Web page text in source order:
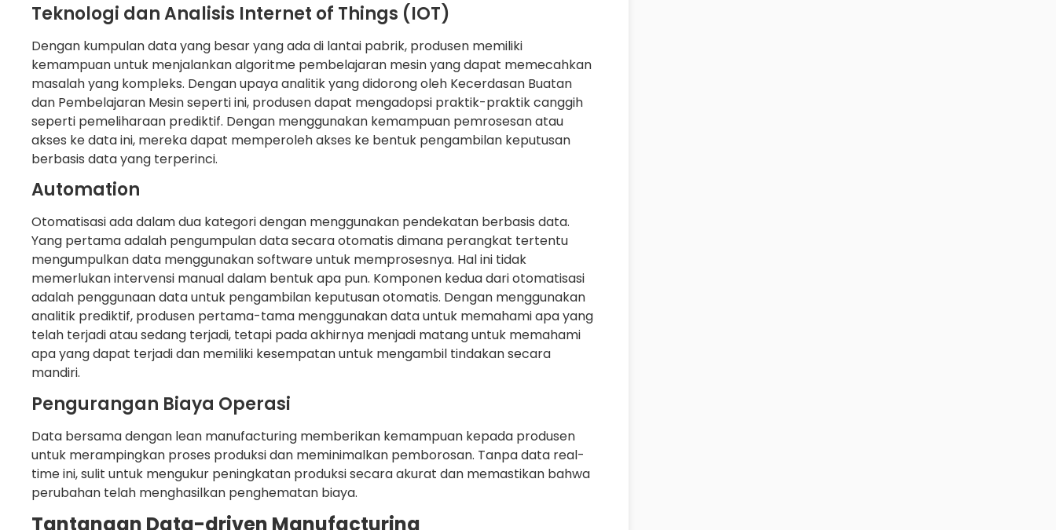
Teknologi dan Analisis Internet of Things (IOT)
Dengan kumpulan data yang besar yang ada di lantai pabrik, produsen memiliki
kemampuan untuk menjalankan algoritme pembelajaran mesin yang dapat memecahkan
masalah yang kompleks. Dengan upaya analitik yang didorong oleh Kecerdasan Buatan
dan Pembelajaran Mesin seperti ini, produsen dapat mengadopsi praktik-praktik canggih
seperti pemeliharaan prediktif. Dengan menggunakan kemampuan pemrosesan atau
akses ke data ini, mereka dapat memperoleh akses ke bentuk pengambilan keputusan
berbasis data yang terperinci.
Automation
Otomatisasi ada dalam dua kategori dengan menggunakan pendekatan berbasis data.
Yang pertama adalah pengumpulan data secara otomatis dimana perangkat tertentu
mengumpulkan data menggunakan software untuk memprosesnya. Hal ini tidak
memerlukan intervensi manual dalam bentuk apa pun. Komponen kedua dari otomatisasi
adalah penggunaan data untuk pengambilan keputusan otomatis. Dengan menggunakan
analitik prediktif, produsen pertama-tama menggunakan data untuk memahami apa yang
telah terjadi atau sedang terjadi, tetapi pada akhirnya menjadi matang untuk memahami
apa yang dapat terjadi dan memiliki kesempatan untuk mengambil tindakan secara
mandiri.
Pengurangan Biaya Operasi
Data bersama dengan lean manufacturing memberikan kemampuan kepada produsen
untuk merampingkan proses produksi dan meminimalkan pemborosan. Tanpa data real-
time ini, sulit untuk mengukur peningkatan produksi secara akurat dan memastikan bahwa
perubahan telah menghasilkan penghematan biaya.
Tantangan Data-driven Manufacturing